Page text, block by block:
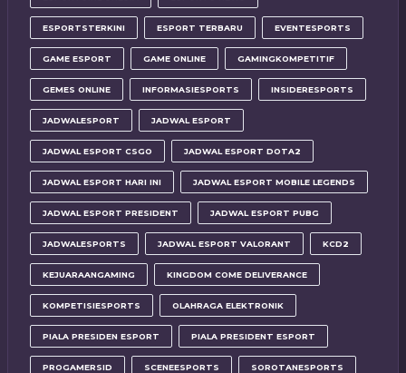
ESPORTSTERKINI ESPORT TERBARU EVENTESPORTS
GAME ESPORT GAME ONLINE GAMINGKOMPETITIF
GEMES ONLINE INFORMASIESPORTS INSIDERESPORTS
JADWALESPORT JADWAL ESPORT
JADWAL ESPORT CSGO JADWAL ESPORT DOTA2
JADWAL ESPORT HARI INI JADWAL ESPORT MOBILE LEGENDS
JADWAL ESPORT PRESIDENT JADWAL ESPORT PUBG
JADWALESPORTS JADWAL ESPORT VALORANT KCD2
KEJUARAANGAMING KINGDOM COME DELIVERANCE
KOMPETISIESPORTS OLAHRAGA ELEKTRONIK
PIALA PRESIDEN ESPORT PIALA PRESIDENT ESPORT
PROGAMERSID SCENEESPORTS SOROTANESPORTS